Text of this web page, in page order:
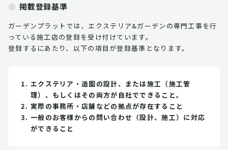
掲載登録基準
ガーデンプラットでは、エクステリア&ガーデンの専門工事を行
っている施工店の登録を受け付けています。
登録するにあたり、以下の項目が登録基準となります。
エクステリア・造園の設計、または施工（施工管
理）、もしくはその両方が自社でできること。
実際の事務所・店舗などの拠点が存在すること
一般のお客様からの問い合わせ（設計、施工）に対応
ができること